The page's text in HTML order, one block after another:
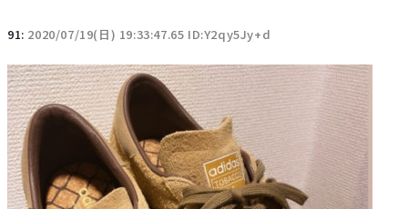
91: 2020/07/19(日) 19:33:47.65 ID:Y2qy5Jy+d